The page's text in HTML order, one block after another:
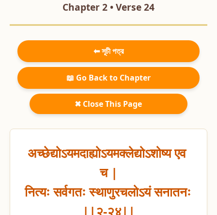
Chapter 2 • Verse 24
⬅ সূচী পত্র
📖 Go Back to Chapter
✖ Close This Page
अच्छेद्योऽयमदाह्योऽयमक्लेद्योऽशोष्य एव
च |
नित्यः सर्वगतः स्थाणुरचलोऽयं सनातनः
||२-२४||